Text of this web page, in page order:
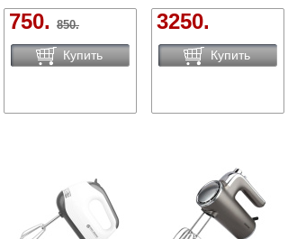
750. 850.
Купить
3250.
Купить